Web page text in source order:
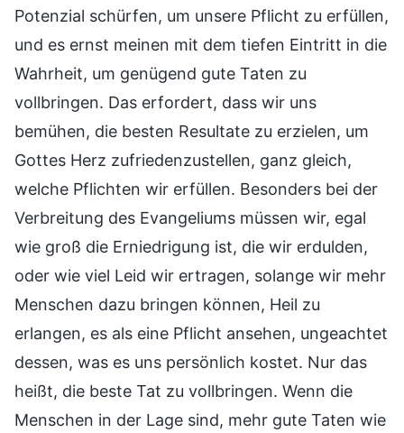
Potenzial schürfen, um unsere Pflicht zu erfüllen,
und es ernst meinen mit dem tiefen Eintritt in die
Wahrheit, um genügend gute Taten zu
vollbringen. Das erfordert, dass wir uns
bemühen, die besten Resultate zu erzielen, um
Gottes Herz zufriedenzustellen, ganz gleich,
welche Pflichten wir erfüllen. Besonders bei der
Verbreitung des Evangeliums müssen wir, egal
wie groß die Erniedrigung ist, die wir erdulden,
oder wie viel Leid wir ertragen, solange wir mehr
Menschen dazu bringen können, Heil zu
erlangen, es als eine Pflicht ansehen, ungeachtet
dessen, was es uns persönlich kostet. Nur das
heißt, die beste Tat zu vollbringen. Wenn die
Menschen in der Lage sind, mehr gute Taten wie